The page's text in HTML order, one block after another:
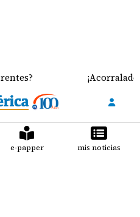
¡Acorralados!
e-papper mis noticias